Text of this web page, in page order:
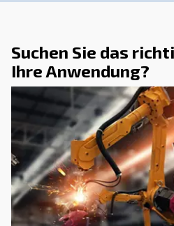
Einrichtung
AGRE
Investitionen in
unerlässlich, um
Wählen Sie den